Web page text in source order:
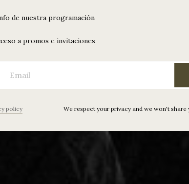
“Johnny’s Drama + Coco Bazar”
de nuestra programación
a promos e invitaciones
policy We respect your privacy and we won't